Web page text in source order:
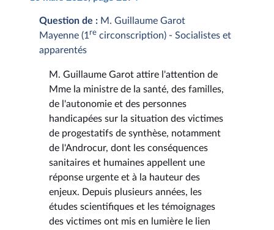
Question de : M. Guillaume Garot
Mayenne (1 re circonscription) - Socialistes et
apparentés
M. Guillaume Garot attire l'attention de
Mme la ministre de la santé, des familles,
de l'autonomie et des personnes
handicapées sur la situation des victimes
de progestatifs de synthèse, notamment
de l'Androcur, dont les conséquences
sanitaires et humaines appellent une
réponse urgente et à la hauteur des
enjeux. Depuis plusieurs années, les
études scientifiques et les témoignages
des victimes ont mis en lumière le lien